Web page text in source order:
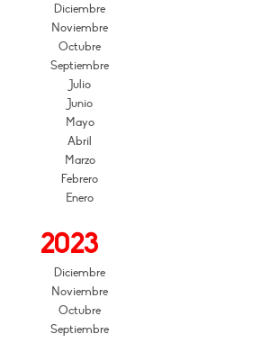
Diciembre
Noviembre
Octubre
Septiembre
Julio
Junio
Mayo
Abril
Marzo
Febrero
Enero
2023
Diciembre
Noviembre
Octubre
Septiembre